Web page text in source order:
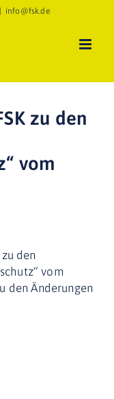
info@fsk.de
zu den
vom
den
vom
den Änderungen